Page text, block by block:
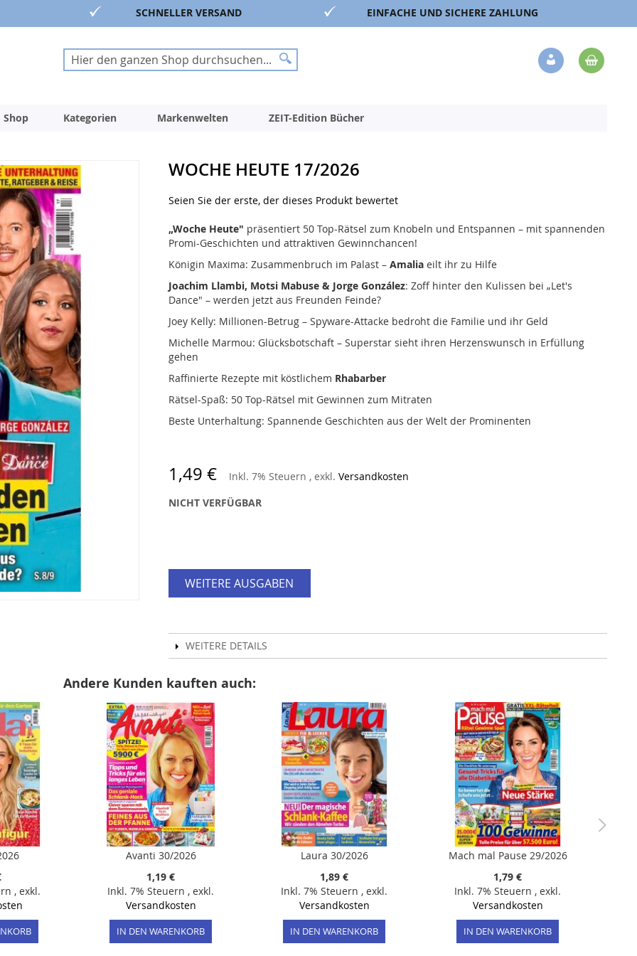
SCHNELLER VERSAND EINFACHE UND SICHERE ZAHLUNG
Suche
Suche
Veränderung
Shop Kategorien Markenwelten ZEIT-Edition Bücher
WOCHE HEUTE 17/2026
Seien Sie der erste, der dieses Produkt bewertet
„Woche Heute" präsentiert 50 Top-Rätsel zum Knobeln und Entspannen – mit spannenden
Promi-Geschichten und attraktiven Gewinnchancen!
Königin Maxima: Zusammenbruch im Palast – Amaliaeilt ihr zu Hilfe
Joachim Llambi, Motsi Mabuse & Jorge González: Zoff hinter den Kulissen bei „Let's
Dance" – werden jetzt aus Freunden Feinde?
Joey Kelly: Millionen-Betrug – Spyware-Attacke bedroht die Familie und ihr Geld
Michelle Marmou: Glücksbotschaft – Superstar sieht ihren Herzenswunsch in Erfüllung
gehen
Raffinierte Rezepte mit köstlichem Rhabarber
Rätsel-Spaß: 50 Top-Rätsel mit Gewinnen zum Mitraten
Beste Unterhaltung: Spannende Geschichten aus der Welt der Prominenten
1,49 € Inkl. 7% Steuern , exkl. Versandkosten
NICHT VERFÜGBAR
WEITERE AUSGABEN
WEITERE DETAILS
Andere Kunden kauften auch:
, exkl.
Avanti 30/2026
1,19 €
Inkl. 7% Steuern , exkl.
Versandkosten
IN DEN WARENKORB
Laura 30/2026
1,89 €
Inkl. 7% Steuern , exkl.
Versandkosten
IN DEN WARENKORB
Mach mal Pause 29/2026
1,79 €
Inkl. 7% Steuern , exkl.
Versandkosten
IN DEN WARENKORB